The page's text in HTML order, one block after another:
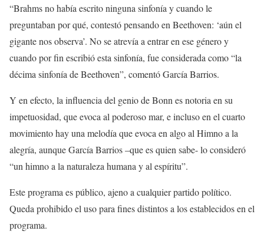
“Brahms no había escrito ninguna sinfonía y cuando le
preguntaban por qué, contestó pensando en Beethoven: ‘aún el
gigante nos observa’. No se atrevía a entrar en ese género y
cuandopor fin escribióestasinfonía, fue consideradacomo “la
décima sinfonía de Beethoven”, comentó García Barrios.
Y en efecto, la influencia del genio de Bonn es notoria en su
impetuosidad, que evoca al poderoso mar, e incluso en el cuarto
movimiento hay una melodía que evoca en algo alHimno a la
alegría, aunque García Barrios–que es quien sabe- loconsideró
“un himno a la naturaleza humana y al espíritu”.
Este programa es público, ajeno a cualquier partido político.
Queda prohibido el uso para fines distintos a los establecidos en el
programa.